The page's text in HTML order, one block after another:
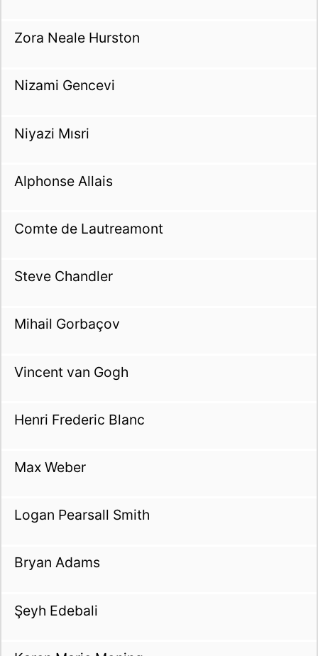
Zora Neale Hurston
Nizami Gencevi
Niyazi Mısri
Alphonse Allais
Comte de Lautreamont
Steve Chandler
Mihail Gorbaçov
Vincent van Gogh
Henri Frederic Blanc
Max Weber
Logan Pearsall Smith
Bryan Adams
Şeyh Edebali